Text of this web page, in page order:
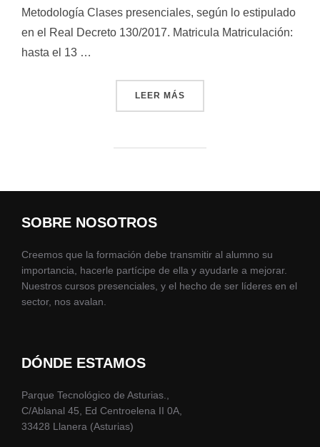
Metodología Clases presenciales, según lo estipulado
en el Real Decreto 130/2017. Matricula Matriculación:
hasta el 13 …
LEER MÁS
SOBRE NOSOTROS
Creemos que la formación debe transmitir al alumno su
importancia, hacerle partícipe de ella y ayudarle a mejorar.
Nuestros cursos presenciales, y el hecho de ser líderes en el
sector, nos avalan.
DÓNDE ESTAMOS
Parque Tecnológico de Asturias.,
C/Ablanal 45, Ed Centroelena II 0A,
33428 Llanera (Asturias)